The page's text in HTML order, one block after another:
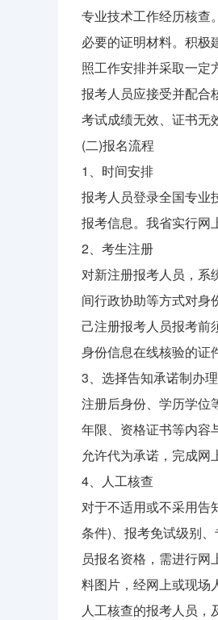
专业技术工作经历核查
必要的证明材料。积极
照工作安排并采取一定
报考人员应接受并配合
考试成绩无效、证书无
(二)报名流程
1、时间安排
报考人员登录全国专业
报考信息。我省实行网
2、考生注册
对新注册报考人员，系
间行政协助等方式对身
己注册报考人员报考前
身份信息在线核验的证
3、选择告知承诺制办
注册后身份、学历学位
年限、资格证书等内容
允许代为承诺，完成网
4、人工核查
对于不适用或不采用告
条件)、报考免试级别
员报名资格，需进行
料图片，经网上或现场
人工核查的报考人员，